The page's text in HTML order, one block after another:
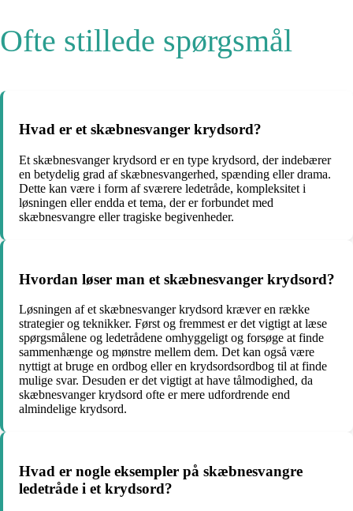
Ofte stillede spørgsmål
Hvad er et skæbnesvanger krydsord?
Et skæbnesvanger krydsord er en type krydsord, der indebærer
en betydelig grad af skæbnesvangerhed, spænding eller drama.
Dette kan være i form af sværere ledetråde, kompleksitet i
løsningen eller endda et tema, der er forbundet med
skæbnesvangre eller tragiske begivenheder.
Hvordan løser man et skæbnesvanger krydsord?
Løsningen af et skæbnesvanger krydsord kræver en række
strategier og teknikker. Først og fremmest er det vigtigt at læse
spørgsmålene og ledetrådene omhyggeligt og forsøge at finde
sammenhænge og mønstre mellem dem. Det kan også være
nyttigt at bruge en ordbog eller en krydsordsordbog til at finde
mulige svar. Desuden er det vigtigt at have tålmodighed, da
skæbnesvanger krydsord ofte er mere udfordrende end
almindelige krydsord.
Hvad er nogle eksempler på skæbnesvangre
ledetråde i et krydsord?